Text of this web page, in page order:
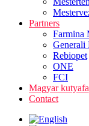
Partners
Farmina
Generali
Rebiopet
ONE
FCI
Magyar
Contact